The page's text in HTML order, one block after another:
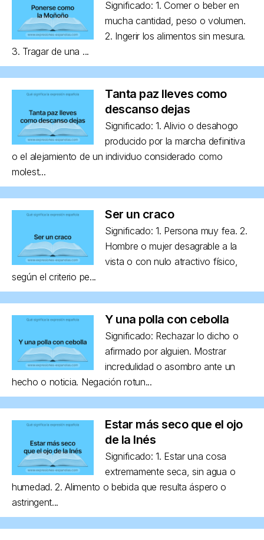
Significado: 1. Comer o beber en
mucha cantidad, peso o volumen.
2. Ingerir los alimentos sin mesura.
3. Tragar de una ...
Tanta paz lleves como
descanso dejas
Significado: 1. Alivio o desahogo
producido por la marcha definitiva
o el alejamiento de un individuo considerado como
molest...
Ser un craco
Significado: 1. Persona muy fea. 2.
Hombre o mujer desagrable a la
vista o con nulo atractivo físico,
según el criterio pe...
Y una polla con cebolla
Significado: Rechazar lo dicho o
afirmado por alguien. Mostrar
incredulidad o asombro ante un
hecho o noticia. Negación rotun...
Estar más seco que el ojo
de la Inés
Significado: 1. Estar una cosa
extremamente seca, sin agua o
humedad. 2. Alimento o bebida que resulta áspero o
astringent...